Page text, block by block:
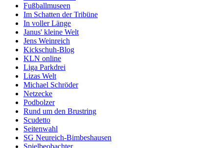
Fußballmuseen
Im Schatten der Tribüne
In voller Länge
Janus' kleine Welt
Jens Weinreich
Kickschuh-Blog
KLN online
Liga Parkdrei
Lizas Welt
Michael Schröder
Netzecke
Podbolzer
Rund um den Brustring
Scudetto
Seitenwahl
SG Neureich-Bimbeshausen
Spielbeobachter